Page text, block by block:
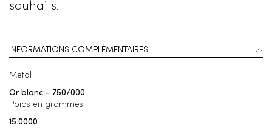
souhaits.
INFORMATIONS COMPLÉMENTAIRES
Métal
Or blanc - 750/000
Poids en grammes
15.0000